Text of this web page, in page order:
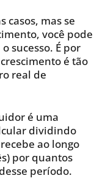
casos, mas se
você pode
sucesso. É por
é tão
real de
é uma
dividindo
ao longo
por quantos
período.